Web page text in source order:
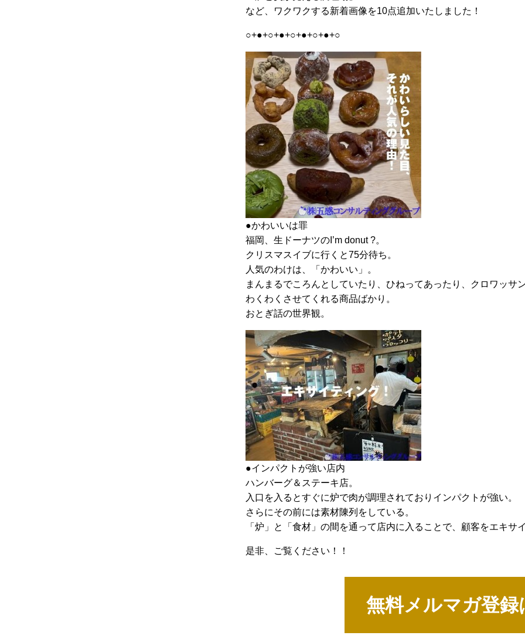
など、ワクワクする新着画像を10点追加いたしました！
○+●+○+●+○+●+○+●+○
●かわいいは罪
福岡、生ドーナツのI’m donut ?。
クリスマスイブに行くと75分待ち。
人気のわけは、「かわいい」。
まんまるでころんとしていたり、ひねってあったり、クロワッサ
わくわくさせてくれる商品ばかり。
おとぎ話の世界観。
●インパクトが強い店内
ハンバーグ＆ステーキ店。
入口を入るとすぐに炉で肉が調理されておりインパクトが強い。
さらにその前には素材陳列をしている。
「炉」と「食材」の間を通って店内に入ることで、顧客をエキサ
是非、ご覧ください！！
無料メルマガ登録